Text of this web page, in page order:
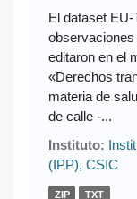
El dataset
editaron en el
«Derechos
materia de
de calle -...
Instituto:
(IPP), CSIC
ZIP TXT